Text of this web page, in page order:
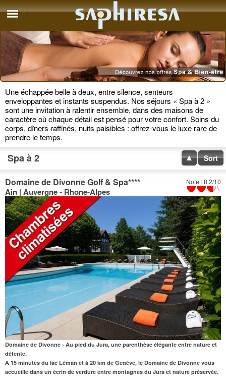
Une échappée belle à deux, entre silence, senteurs
enveloppantes et instants suspendus. Nos séjours « Spa à 2 »
sont une invitation à ralentir ensemble, dans des maisons de
caractère où chaque détail est pensé pour votre confort. Soins du
corps, dîners raffinés, nuits paisibles : offrez-vous le luxe rare de
prendre le temps.
Spa à 2 Sort
Note : 8.2/10
Domaine de Divonne Golf & Spa****
Ain | Auvergne - Rhone-Alpes
Domaine de Divonne - Au pied du Jura, une parenthèse élégante entre nature et
détente.
À 15 minutes du lac Léman et à 20 km de Genève, le Domaine de Divonne vous
accueille dans un écrin de verdure entre montagnes du Jura et nature préservée.